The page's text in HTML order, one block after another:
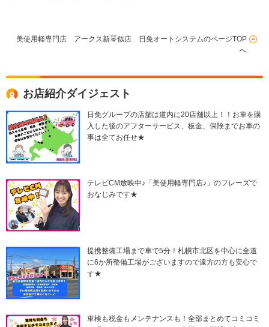
美使用軽専門店 アークス新琴似店 日免オートシステムのページTOP
へ
お店紹介ダイジェスト
日免グループの店舗は道内に20店舗以上！！お車を購
入した後のアフターサービス、板金、保険までお車の
事は全てお任せ★
テレビCM放映中♪「美使用軽専門店♪」のフレーズで
おなじみです★
提携整備工場まで車で5分！札幌市北区を中心に全道
に6か所整備工場がございますので遠方の方も安心で
す★
車検も税金もメンテナンスも！全部まとめてコミコミ